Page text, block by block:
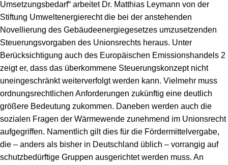
Umsetzungsbedarf“ arbeitet Dr. Matthias Leymann von der
Stiftung Umweltenergierecht die bei der anstehenden
Novellierung des Gebäudeenergiegesetzes umzusetzenden
Steuerungsvorgaben des Unionsrechts heraus. Unter
Berücksichtigung auch des Europäischen Emissionshandels 2
zeigt er, dass das überkommene Steuerungskonzept nicht
uneingeschränkt weiterverfolgt werden kann. Vielmehr muss
ordnungsrechtlichen Anforderungen zukünftig eine deutlich
größere Bedeutung zukommen. Daneben werden auch die
sozialen Fragen der Wärmewende zunehmend im Unionsrecht
aufgegriffen. Namentlich gilt dies für die Fördermittelvergabe,
die – anders als bisher in Deutschland üblich – vorrangig auf
schutzbedürftige Gruppen ausgerichtet werden muss. An